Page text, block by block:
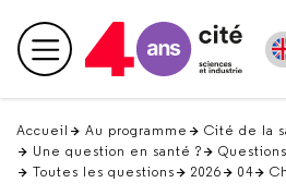
en
haut Menu principal
Accueil Au programme
Cité de la
Une question en santé ?
Toutes les questions
2026 04